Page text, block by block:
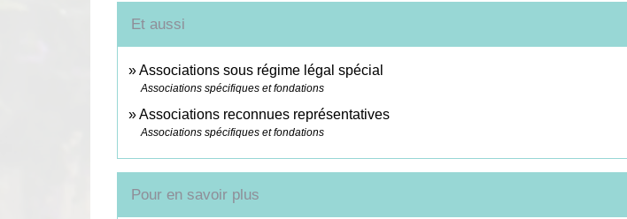
Et aussi
Associations sous régime légal spécial
Associations spécifiques et fondations
Associations reconnues représentatives
Associations spécifiques et fondations
Pour en savoir plus